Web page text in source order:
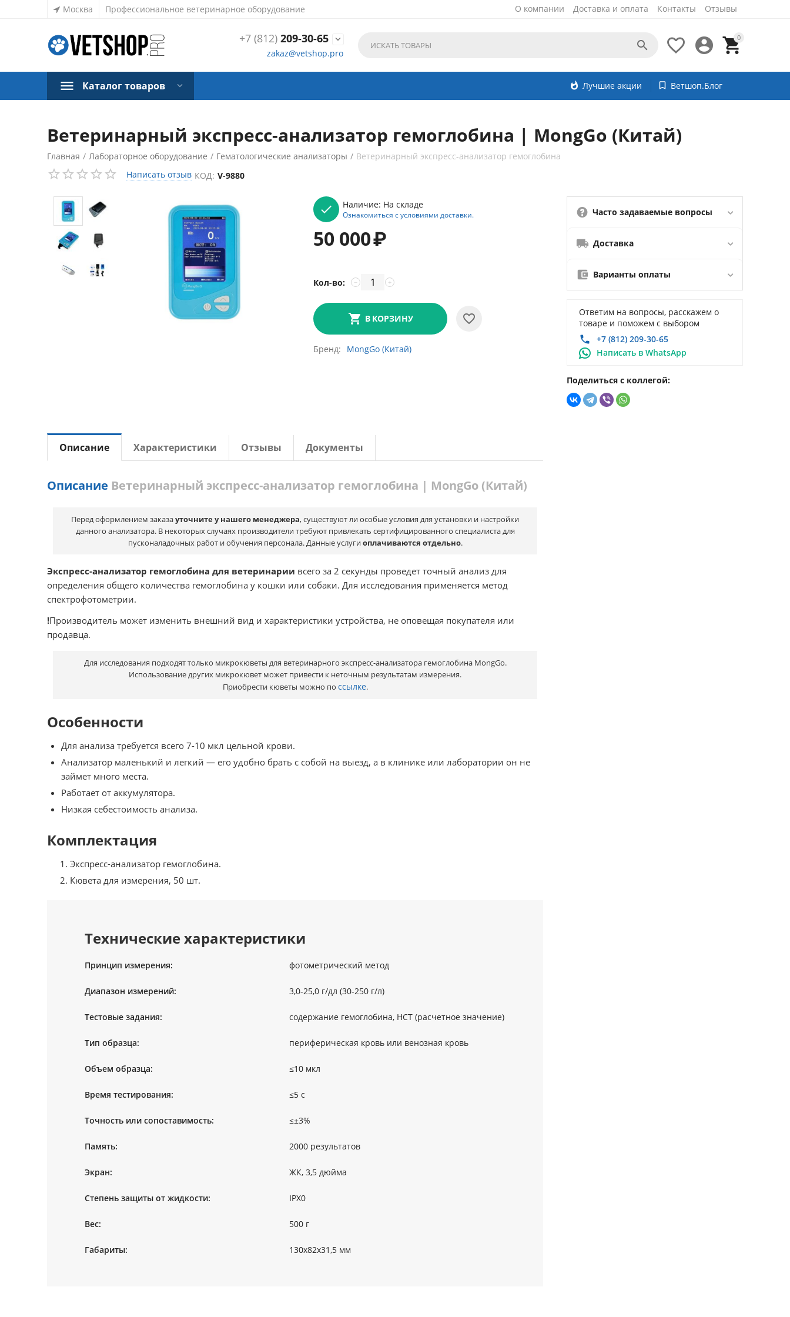
Москва Профессиональное ветеринарное оборудование О компании Доставка и оплата Контакты Отзывы
+7 (812)209-30-65 
zakaz@vetshop.pro
0




Каталог товаров whatshot Лучшие акции bookmark_border Ветшоп.Блог
Ветеринарный экспресс-анализатор гемоглобина | MongGo (Китай)
Главная / Лабораторное оборудование / Гематологические анализаторы / Ветеринарный экспресс-анализатор гемоглобина
Написать отзыв КОД: V-9880
Наличие: На складе
Ознакомиться с условиями доставки.
50 000₽
Кол-во: +
−
В КОРЗИНУ
Бренд MongGo (Китай)
Часто задаваемые вопросы
Доставка
Варианты оплаты
Ответим на вопросы, расскажем о
товаре и поможем с выбором
+7 (812) 209-30-65
Написать в WhatsApp
Поделиться с коллегой:
Описание Характеристики Отзывы Документы
Описание Ветеринарный экспресс-анализатор гемоглобина | MongGo (Китай)
Перед оформлением заказауточните у нашего менеджера, существуют ли особые условия для установки и настройки
данного анализатора. В некоторых случаях производители требуют привлекать сертифицированного специалиста для
пусконаладочных работ и обучения персонала. Данные услугиоплачиваются отдельно.
Экспресс-анализатор гемоглобина для ветеринарии всего за 2 секунды проведет точный анализ для
определения общего количества гемоглобина у кошки или собаки. Для исследования применяется метод
спектрофотометрии.
!Производитель может изменить внешний вид и характеристики устройства, не оповещая покупателя или
продавца.
Для исследования подходят только микрокюветы для ветеринарного экспресс-анализатора гемоглобина MongGo.
Использование других микрокювет может привести к неточным результатам измерения.
Приобрести кюветы можно по ссылке.
Особенности
Для анализа требуется всего 7-10 мкл цельной крови.
Анализатор маленький и легкий — его удобно брать с собой на выезд, а в клинике или лаборатории он не
займет много места.
Работает от аккумулятора.
Низкая себестоимость анализа.
Комплектация
Экспресс-анализатор гемоглобина.
Кювета для измерения, 50 шт.
Технические характеристики
Принцип измерения: фотометрический метод
Диапазон измерений: 3,0-25,0 г/дл (30-250 г/л)
Тестовые задания: содержание гемоглобина, HCT (расчетное значение)
Тип образца: периферическая кровь или венозная кровь
Объем образца: ≤10 мкл
Время тестирования: ≤5 с
Точность или сопоставимость: ≤±3%
Память: 2000 результатов
Экран: ЖК, 3,5 дюйма
Степень защиты от жидкости: IPX0
Вес: 500 г
Габариты: 130х82х31,5 мм